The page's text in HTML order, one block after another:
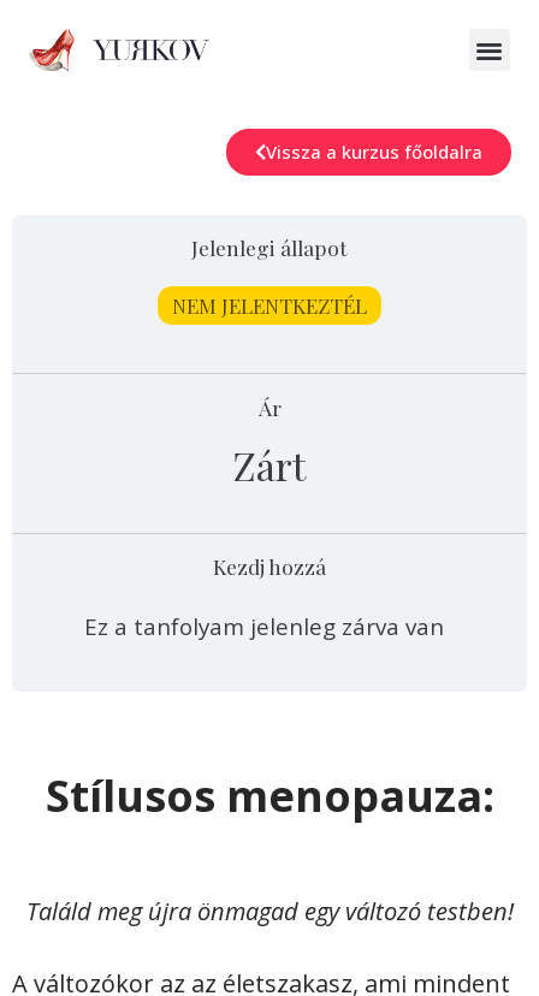
Vissza a kurzus főoldalra
Jelenlegi állapot
NEM JELENTKEZTÉL
Ár
Zárt
Kezdj hozzá
Ez a tanfolyam jelenleg zárva van
Stílusos menopauza:
Találd meg újra önmagad egy változó testben!
A változókor az az életszakasz, ami mindent